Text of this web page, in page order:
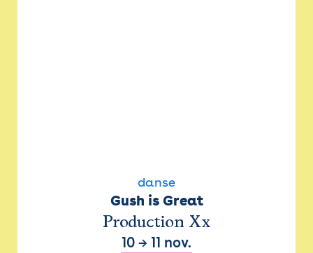
danse
Gush is Great
Production Xx
10 → 11 nov.